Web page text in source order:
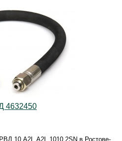
4632450
в Ростове-